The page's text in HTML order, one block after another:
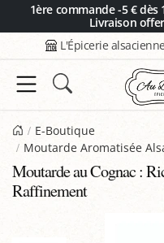
1ère commande -5 € dès
Livraison
L'Épicerie
E-Boutique
Moutarde Aromatisée
Moutarde au Cognac :
Raffinement
Panneau de gestion des